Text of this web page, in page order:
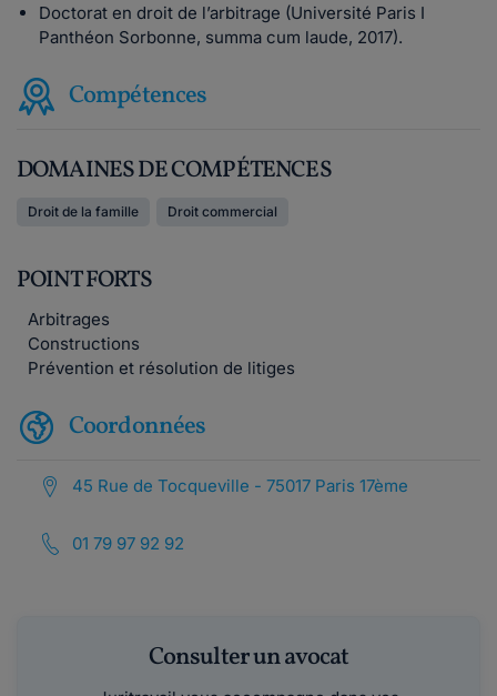
Doctorat en droit de l’arbitrage (Université Paris I
Panthéon Sorbonne, summa cum laude, 2017).
Compétences
DOMAINES DE COMPÉTENCES
Droit de la famille Droit commercial
POINT FORTS
Arbitrages
Constructions
Prévention et résolution de litiges
Coordonnées
45 Rue de Tocqueville - 75017 Paris 17ème
01 79 97 92 92
Consulter un avocat